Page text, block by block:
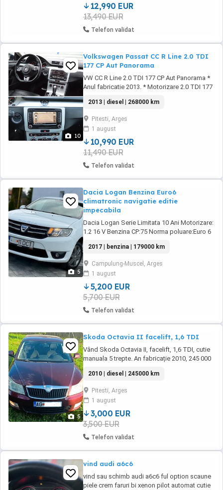
12,990 EUR
13,490 EUR
Telefon validat
10
Volkswagen Passat CC R Line 2.0 TDI
177 CP Aut Panorama
VW CC R Line 2.0 TDI 177 CP Aut Panorama *
Anul fabricatie 2013. * Motorizare 2.0 TDI 177
viteze automata DSG 6+1 * Rulaj 268.000 km
* 5 Locuri Ca si dotari se remarca prin: -
Pachet R Line interior exterior din fabrica -
Drive Assist - Parbriz incalzit - ...
2013 | diesel | 268000 km
Pitesti, Arges
1 august
10,990 EUR
11,490 EUR
Telefon validat
5
Dacia Logan Benzina Euro6
climatronic navigatie editie
impecabila
Dacia Logan Serie Limitata 10 Ani Motorizare:
1.2 16 V Benzina CP:75 Norma poluare:Euro 6
Culoare:Blanc Glacier ( Alb) Achizitionata de
noua din Romania Daperom Pitesti - unic
proprietar pe carte. Ideala pentru cei care
cauta un autoturism fiabil si economic,
datorita ...
2017 | benzina | 179000 km
Campulung-Muscel, Arges
1 august
5,200 EUR
5,700 EUR
Telefon validat
5
Skoda Octavia II facelift, 1,6 TDI
Vând Skoda Octavia II, facelift, 1,6 TDI, cutie
manuala 5 trepte. An fabricație 2010, 245 000
am din 2013. Jante de aliaj R15, anvelope
Nokian all season, dot 3823. Mașina
funcționează bine, mici defecte estetice. - Aer
conditionat cu reglare automata pe ...
2010 | diesel | 245000 km
Pitesti, Arges
1 august
3,000 EUR
3,500 EUR
Telefon validat
vind audi a6c6
vind sau schimb audi a6c6 ful option scaune
piele crem faruri bi xenon pilot automat cutie